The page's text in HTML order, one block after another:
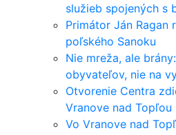
služieb spojených s
Primátor Ján Ragan
poľského Sanoku
Nie mreža, ale
obyvateľov, nie na
Otvorenie Centra
Vranove nad Topľou
Vo Vranove nad